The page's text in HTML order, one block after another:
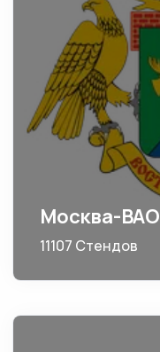
Москва-ВАО
11107 Стендов